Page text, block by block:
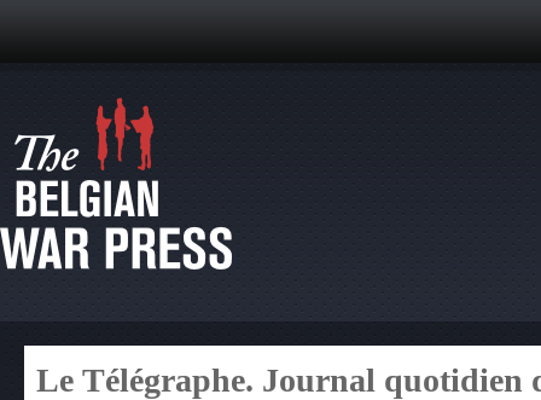
Le Télégraphe. Journal quotidien